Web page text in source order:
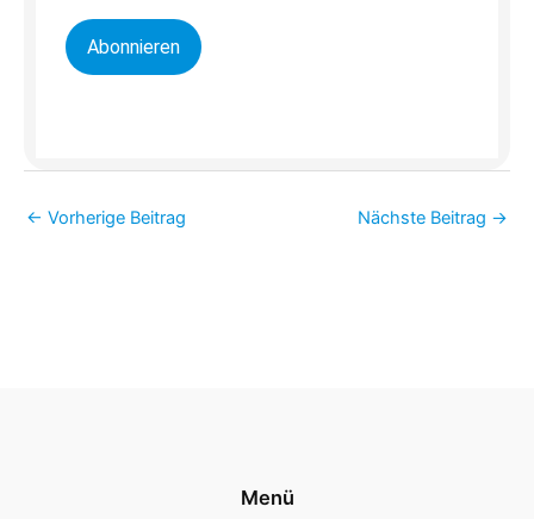
Abonnieren
← Vorherige Beitrag Nächste Beitrag →
Menü